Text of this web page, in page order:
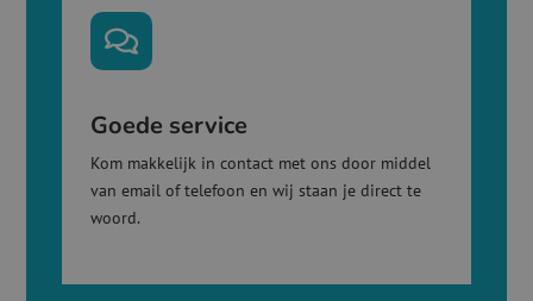

Goede service
Kom makkelijk in contact met ons door middel
van email of telefoon en wij staan je direct te
woord.